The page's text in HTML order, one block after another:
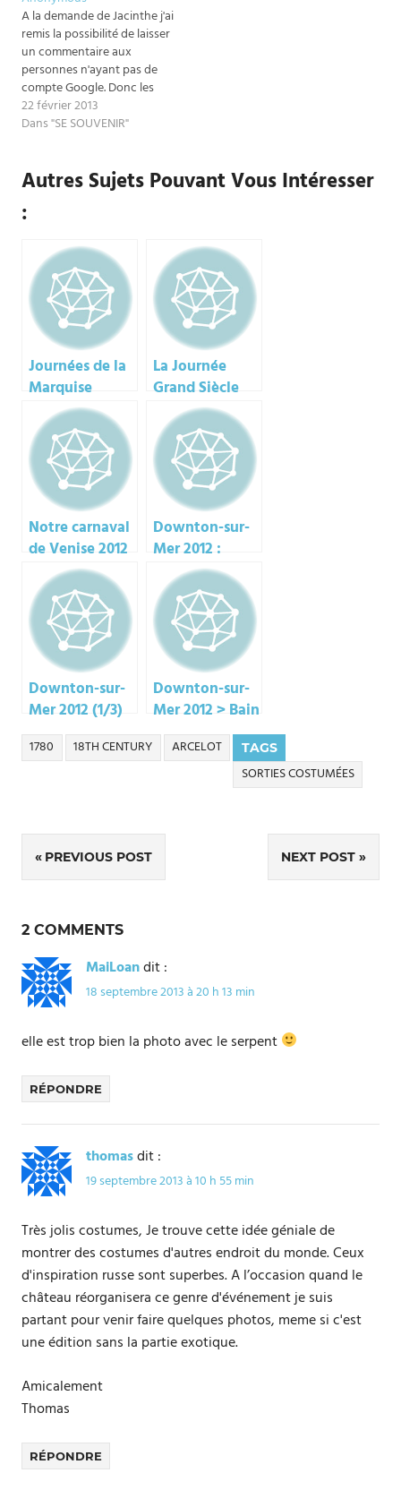
monde" et à cette occasion
de nombreux invités avaient
joué…
A la demande de Jacinthe j'ai
remis la possibilité de laisser
un commentaire aux
personnes n'ayant pas de
compte Google. Donc les
"anonymes" (comme
Blogger les appelle) peuvent
les supprimer s'ils sont
ouvertement agressifs
(parce que, croyez-moi,
généralement…
22 février 2013
Dans "SE SOUVENIR"
Autres Sujets Pouvant Vous Intéresser
:
Journées de la
Marquise
d’Arcelot (2/3)
La Journée
Grand Siècle
2012, château
de Vaux-le-
Vicomte
Notre carnaval
de Venise 2012
Downton-sur-
Mer 2012 :
samedi soir
(2/3)
Downton-sur-
Mer 2012 (1/3)
Downton-sur-
Mer 2012 > Bain
de mer Belle
époque du
dimanche (3/3)
TAGS
1780 18TH CENTURY
ARCELOT
SORTIES COSTUMÉES
Navigation
de
l’article
PREVIOUS POST NEXT POST
2 COMMENTS
MaiLoandit :
18 septembre 2013 à 20 h 13 min
elle est trop bien la photo avec le serpent
RÉPONDRE
thomasdit :
19 septembre 2013 à 10 h 55 min
Très jolis costumes, Je trouve cette idée géniale de
montrer des costumes d'autres endroit du monde. Ceux
d'inspiration russe sont superbes. A l’occasion quand le
château réorganisera ce genre d'événement je suis
partant pour venir faire quelques photos, meme si c'est
une édition sans la partie exotique.
Amicalement
Thomas
RÉPONDRE